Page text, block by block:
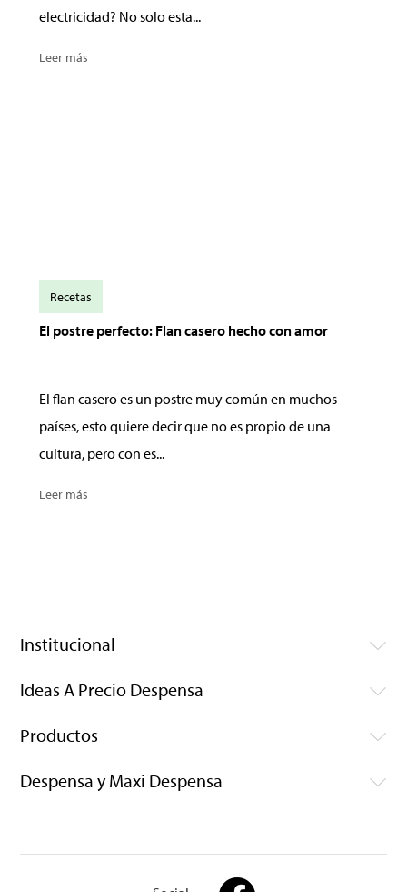
electricidad? No solo esta...
Leer más
El postre perfecto: Flan casero hecho con amor
El flan casero es un postre muy común en muchos
países, esto quiere decir que no es propio de una
cultura, pero con es...
Leer más
Recetas
Institucional
Ideas A Precio Despensa
Productos
Despensa y Maxi Despensa